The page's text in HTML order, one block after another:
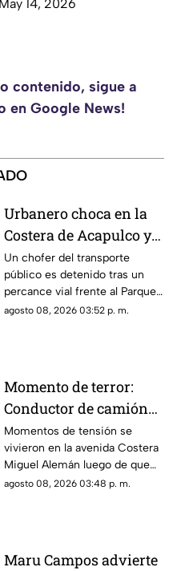
May 14, 2026
contenido, sigue a
en Google News!
Urbanero choca en la
Costera de Acapulco y
ocasiona severos
daños
Un chofer del transporte
público es detenido tras un
percance vial frente al Parque
de la Reina.
agosto 08, 2026 03:52 p. m.
Momento de terror:
Conductor de camión
urbano pierde el
control y choca contra
autos en plena Costera
Miguel Alemán
Momentos de tensión se
vivieron en la avenida Costera
Miguel Alemán luego de que
un camión urbano se estrellara
agosto 08, 2026 03:48 p. m.
Maru Campos advierte